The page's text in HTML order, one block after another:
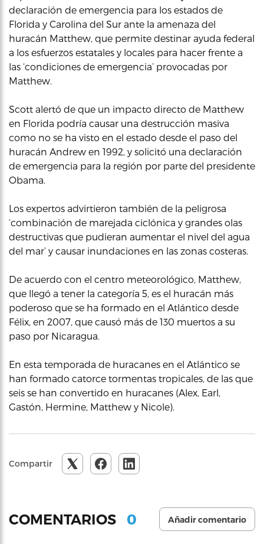
declaración de emergencia para los estados de
Florida y Carolina del Sur ante la amenaza del
huracán Matthew, que permite destinar ayuda federal
a los esfuerzos estatales y locales para hacer frente a
las ‘condiciones de emergencia’ provocadas por
Matthew.
Scott alertó de que un impacto directo de Matthew
en Florida podría causar una destrucción masiva
como no se ha visto en el estado desde el paso del
huracán Andrew en 1992, y solicitó una declaración
de emergencia para la región por parte del presidente
Obama.
Los expertos advirtieron también de la peligrosa
‘combinación de marejada ciclónica y grandes olas
destructivas que pudieran aumentar el nivel del agua
del mar’ y causar inundaciones en las zonas costeras.
De acuerdo con el centro meteorológico, Matthew,
que llegó a tener la categoría 5, es el huracán más
poderoso que se ha formado en el Atlántico desde
Félix, en 2007, que causó más de 130 muertos a su
paso por Nicaragua.
En esta temporada de huracanes en el Atlántico se
han formado catorce tormentas tropicales, de las que
seis se han convertido en huracanes (Alex, Earl,
Gastón, Hermine, Matthew y Nicole).
Compartir
COMENTARIOS 0 Añadir comentario